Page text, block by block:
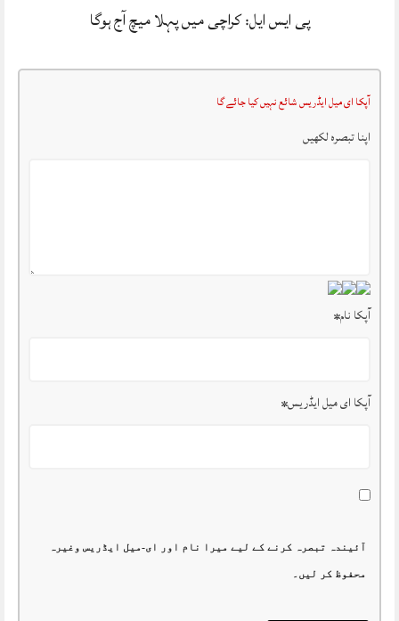
پی ایس ایل: کراچی میں پہلا میچ آج ہوگا
آپکا ای میل ایڈریس شائع نہیں کیا جائے گا
اپنا تبصرہ لکھیں
آپکا نام*
آپکا ای میل ایڈریس*
آئیندہ تبصرہ کرنے کے لیے میرا نام اور ای-میل ایڈریس وغیرہ
محفوظ کر لیں۔